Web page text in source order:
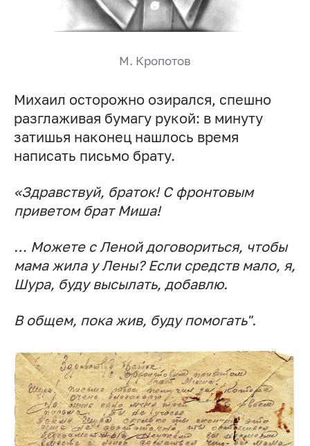
М. Кропотов
Михаил осторожно озирался, спешно
разглаживая бумагу рукой: в минуту
затишья наконец нашлось время
написать письмо брату.
«Здравствуй, браток! С фронтовым
приветом брат Миша!
… Можете с Леной договориться, чтобы
мама жила у Лены? Если средств мало, я,
Шура, буду высылать, добавлю.
В общем, пока жив, буду помогать".